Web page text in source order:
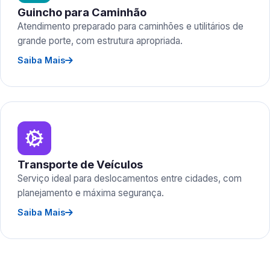
Guincho para Caminhão
Atendimento preparado para caminhões e utilitários de
grande porte, com estrutura apropriada.
Saiba Mais
Transporte de Veículos
Serviço ideal para deslocamentos entre cidades, com
planejamento e máxima segurança.
Saiba Mais